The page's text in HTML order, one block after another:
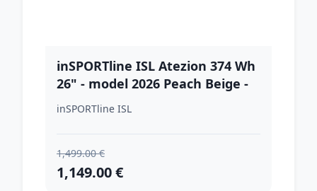
inSPORTline ISL Atezion 374 Wh
26" - model 2026 Peach Beige -
15" (142-165 cm)
inSPORTline ISL
1,499.00 €
1,149.00 €